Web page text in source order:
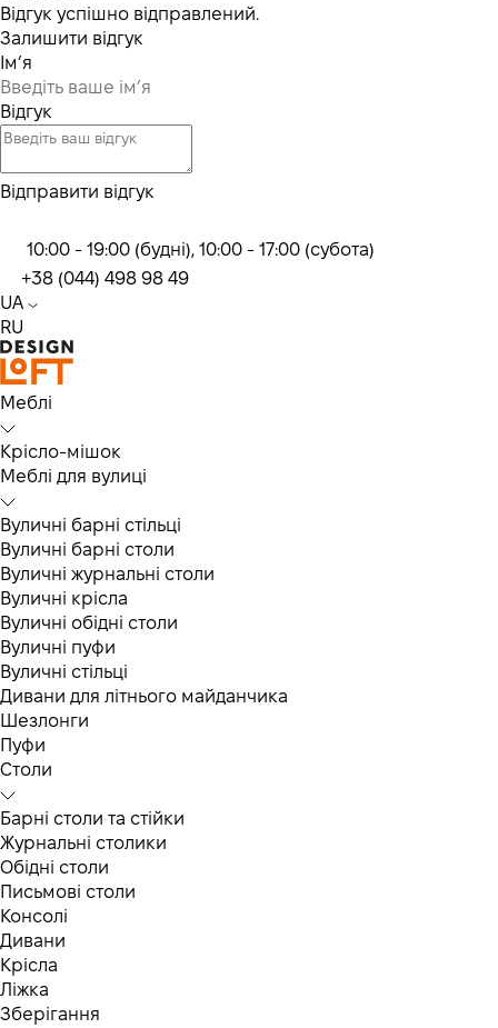
Відгук успішно відправлений.
Залишити відгук
Ім’я
Відгук
Відправити відгук
10:00 - 19:00 (будні), 10:00 - 17:00 (субота)
+38 (044) 498 98 49
UA
RU
Меблі
Крісло-мішок
Меблі для вулиці
Вуличні барні стільці
Вуличні барні столи
Вуличні журнальні столи
Вуличні крісла
Вуличні обідні столи
Вуличні пуфи
Вуличні стільці
Дивани для літнього майданчика
Шезлонги
Пуфи
Столи
Барні столи та стійки
Журнальні столики
Обідні столи
Письмові столи
Консолі
Дивани
Крісла
Ліжка
Зберігання